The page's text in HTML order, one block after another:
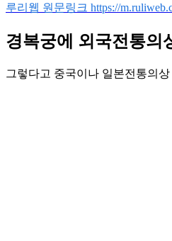
루리웹 원문링크 https://
경복궁에 외국전통의
그렇다고 중국이나 일본전통의